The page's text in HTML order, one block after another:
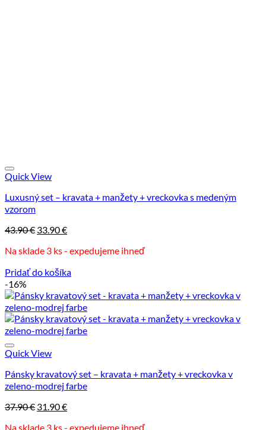
Quick View
Luxusný set – kravata + manžety + vreckovka s medeným
vzorom
43.90€ Pôvodná
bola:
33.90€Aktuálna
je:
Na sklade 3 ks - expedujeme ihneď
Pridať do košíka
-16%
Quick View
Pánsky kravatový set – kravata + manžety + vreckovka v
zeleno-modrej farbe
37.90€ Pôvodná
31.90€Aktuálna
Na sklade 3 ks - expedujeme ihneď